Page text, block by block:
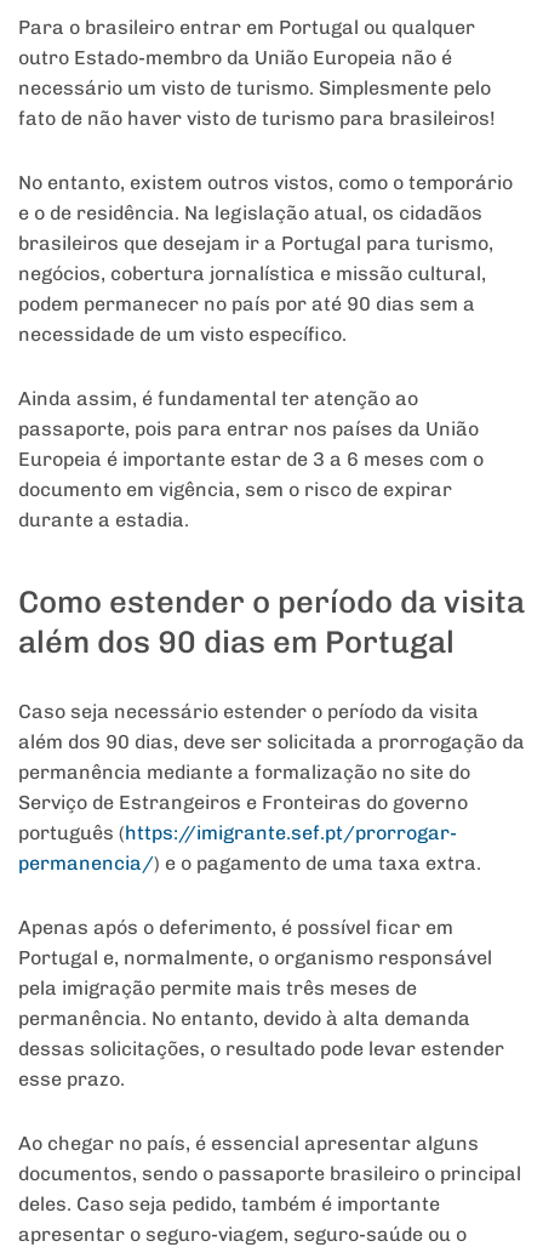
Para o brasileiro entrar em Portugal ou qualquer
outro Estado-membro da União Europeia não é
necessário um visto de turismo. Simplesmente pelo
fato de não haver visto de turismo para brasileiros!
No entanto, existem outros vistos, como o temporário
e o de residência. Na legislação atual, os cidadãos
brasileiros que desejam ir a Portugal para turismo,
negócios, cobertura jornalística e missão cultural,
podem permanecer no país por até 90 dias sem a
necessidade de um visto específico.
Ainda assim, é fundamental ter atenção ao
passaporte, pois para entrar nos países da União
Europeia é importante estar de 3 a 6 meses com o
documento em vigência, sem o risco de expirar
durante a estadia.
Como estender o período da visita
além dos 90 dias em Portugal
Caso seja necessário estender o período da visita
além dos 90 dias, deve ser solicitada a prorrogação da
permanência mediante a formalização no site do
Serviço de Estrangeiros e Fronteiras do governo
português (https://imigrante.sef.pt/prorrogar-
permanencia/) e o pagamento de uma taxa extra.
Apenas após o deferimento, é possível ficar em
Portugal e, normalmente, o organismo responsável
pela imigração permite mais três meses de
permanência. No entanto, devido à alta demanda
dessas solicitações, o resultado pode levar estender
esse prazo.
Ao chegar no país, é essencial apresentar alguns
documentos, sendo o passaporte brasileiro o principal
deles. Caso seja pedido, também é importante
apresentar o seguro-viagem, seguro-saúde ou o